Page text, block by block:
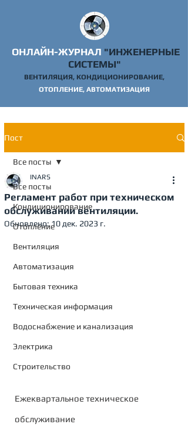
ОНЛАЙН-ЖУРНАЛ "ИНЖЕНЕРНЫЕ
СИСТЕМЫ"
ВЕНТИЛЯЦИЯ, КОНДИЦИОНИРОВАНИЕ,
ОТОПЛЕНИЕ, АВТОМАТИЗАЦИЯ
Пост
Все посты
Кондиционирование
Отопление
Вентиляция
Автоматизация
Бытовая техника
Техническая информация
Водоснабжение и канализация
Электрика
Строительство
Все посты
Регламент работ при техническом
обслуживании вентиляции.
INARS
Обновлено:10 дек. 2023 г.
Ежеквартальное техническое
обслуживание